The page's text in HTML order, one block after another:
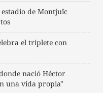
de Montjuïc
el triplete con
nació Héctor
una vida propia"